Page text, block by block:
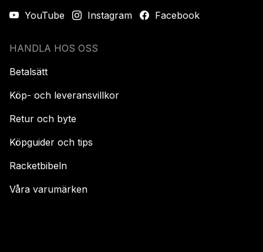
YouTube
Instagram Facebook
HANDLA HOS OSS
Betalsätt
Köp- och leveransvillkor
Retur och byte
Köpguider och tips
Racketbibeln
Våra varumärken